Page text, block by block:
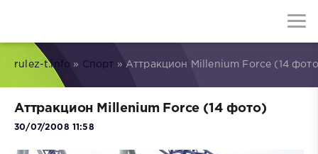
rulez-t.info » Спорт » Аттракцион Millenium Force (14
Аттракцион Millenium Force (14 фото)
30/07/2008 11:58